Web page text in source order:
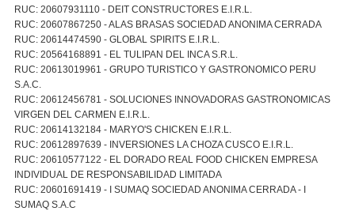
RUC: 20607931110 - DEIT CONSTRUCTORES E.I.R.L.
RUC: 20607867250 - ALAS BRASAS SOCIEDAD ANONIMA CERRADA
RUC: 20614474590 - GLOBAL SPIRITS E.I.R.L.
RUC: 20564168891 - EL TULIPAN DEL INCA S.R.L.
RUC: 20613019961 - GRUPO TURISTICO Y GASTRONOMICO PERU
S.A.C.
RUC: 20612456781 - SOLUCIONES INNOVADORAS GASTRONOMICAS
VIRGEN DEL CARMEN E.I.R.L.
RUC: 20614132184 - MARYO'S CHICKEN E.I.R.L.
RUC: 20612897639 - INVERSIONES LA CHOZA CUSCO E.I.R.L.
RUC: 20610577122 - EL DORADO REAL FOOD CHICKEN EMPRESA
INDIVIDUAL DE RESPONSABILIDAD LIMITADA
RUC: 20601691419 - I SUMAQ SOCIEDAD ANONIMA CERRADA - I
SUMAQ S.A.C